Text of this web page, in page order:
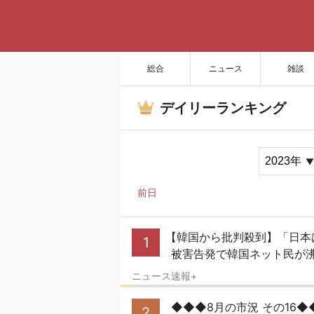
総合 ニュース 雑談
デイリーランキング
前日
1
【韓国から批判殺到】「日
被害告発で韓国ネット民
ニュース速報+
◆◆◆8月の市況 その